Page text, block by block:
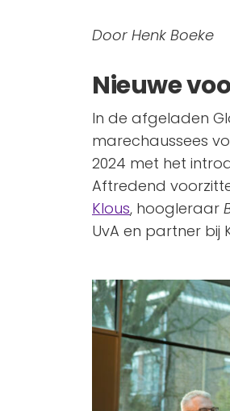
Door Henk Boeke
Nieuwe
In de afgeladen
marechaussees
2024 met het
Aftredend
Klous, hoogleraar
UvA en partner bij